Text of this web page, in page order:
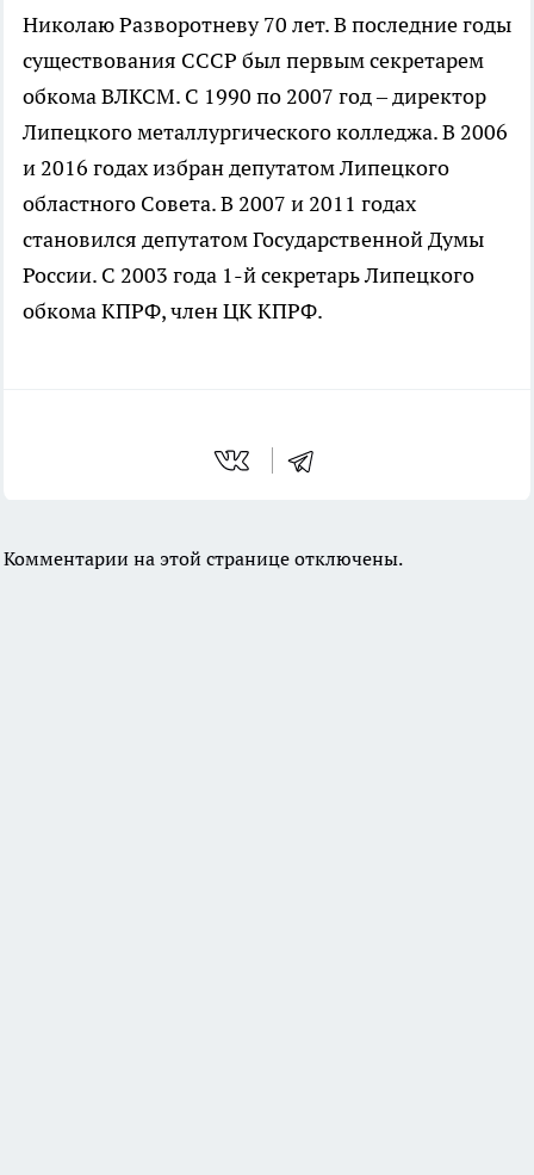
Николаю Разворотневу 70 лет. В последние годы
существования СССР был первым секретарем
обкома ВЛКСМ. С 1990 по 2007 год – директор
Липецкого металлургического колледжа. В 2006
и 2016 годах избран депутатом Липецкого
областного Совета. В 2007 и 2011 годах
становился депутатом Государственной Думы
России. С 2003 года 1-й секретарь Липецкого
обкома КПРФ, член ЦК КПРФ.
Комментарии на этой странице отключены.